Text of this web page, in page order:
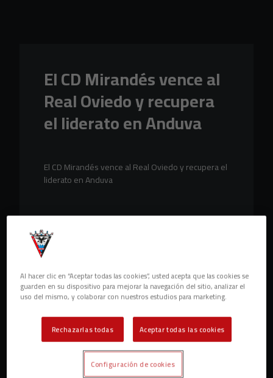
El CD Mirandés vence al
Real Oviedo y recupera
el liderato en Anduva
El CD Mirandés vence al Real Oviedo y recupera el
liderato en Anduva
Al hacer clic en “Aceptar todas las cookies”, usted acepta que las cookies se
guarden en su dispositivo para mejorar la navegación del sitio, analizar el
uso del mismo, y colaborar con nuestros estudios para marketing.
Rechazarlas todas Aceptar todas las cookies
Configuración de cookies